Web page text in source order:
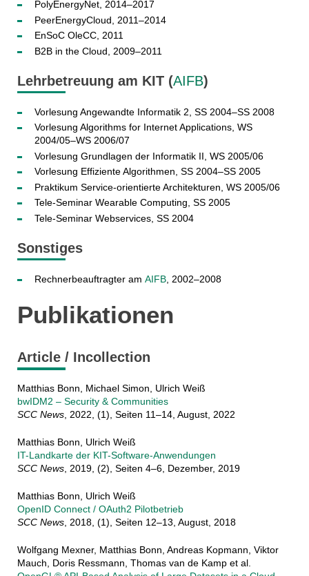
PolyEnergyNet, 2014–2017
PeerEnergyCloud, 2011–2014
EnSoC OleCC, 2011
B2B in the Cloud, 2009–2011
Lehrbetreuung am KIT (AIFB)
Vorlesung Angewandte Informatik 2, SS 2004–SS 2008
Vorlesung Algorithms for Internet Applications, WS
2004/05–WS 2006/07
Vorlesung Grundlagen der Informatik II, WS 2005/06
Vorlesung Effiziente Algorithmen, SS 2004–SS 2005
Praktikum Service-orientierte Architekturen, WS 2005/06
Tele-Seminar Wearable Computing, SS 2005
Tele-Seminar Webservices, SS 2004
Sonstiges
Rechnerbeauftragter am AIFB, 2002–2008
Publikationen
Article / Incollection
Matthias Bonn, Michael Simon, Ulrich Weiß
bwIDM2 – Security & Communities
SCC News, 2022, (1), Seiten 11–14, August, 2022
Matthias Bonn, Ulrich Weiß
IT-Landkarte der KIT-Software-Anwendungen
SCC News, 2019, (2), Seiten 4–6, Dezember, 2019
Matthias Bonn, Ulrich Weiß
OpenID Connect / OAuth2 Pilotbetrieb
SCC News, 2018, (1), Seiten 12–13, August, 2018
Wolfgang Mexner, Matthias Bonn, Andreas Kopmann, Viktor
Mauch, Doris Ressmann, Thomas van de Kamp et al.